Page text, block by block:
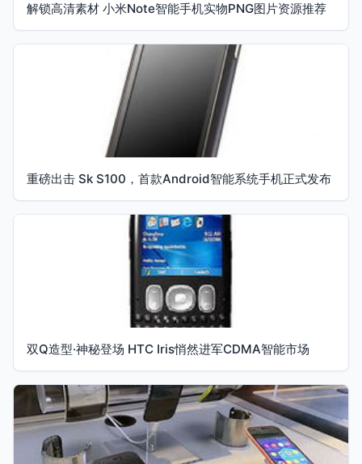
解锁高清素材 小米Note智能手机实物PNG图片资源推荐
重磅出击 Sk S100，首款Android智能系统手机正式发布
双Q造型·神秘登场 HTC Iris悄然进军CDMA智能市场